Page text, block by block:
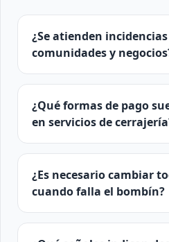
¿Se atienden
comunidades y
¿Qué formas de pago
en servicios de
¿Es necesario cambiar
cuando falla el bombín?